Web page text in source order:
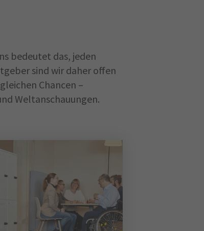
bedeutet das, jeden
sind wir daher offen
Chancen –
Weltanschauungen.